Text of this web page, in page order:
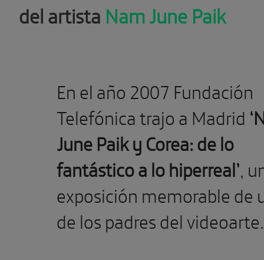
del artista Nam June Paik
En el año 2007 Fundación
Telefónica trajo a Madrid
June Paik y Corea: de lo
fantástico a lo hiperreal’,
exposición memorable de
de los padres del videoarte.